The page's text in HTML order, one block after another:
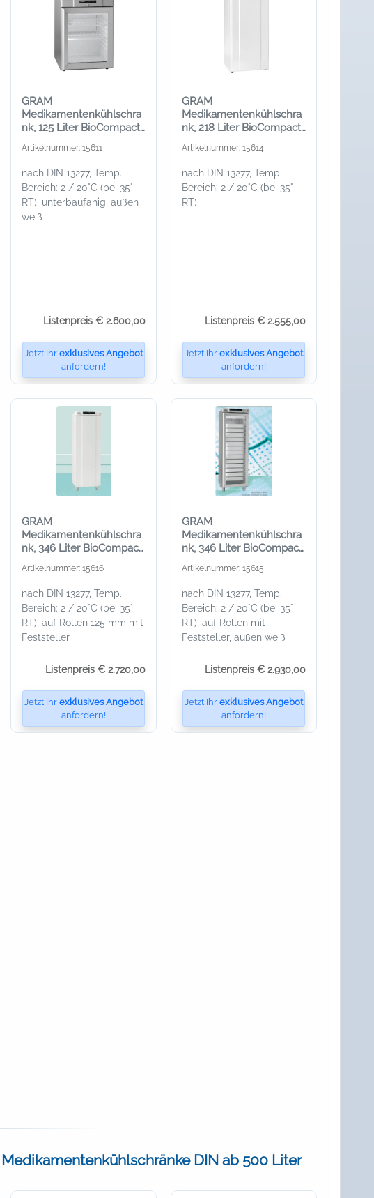
GRAM
Medikamentenkühlschra
nk, 125 Liter BioCompact
II RR 210 Med, mit Glastür
Artikelnummer: 15611
nach DIN 13277, Temp.
Bereich: 2 / 20°C (bei 35°
RT), unterbaufähig, außen
weiß
Listenpreis € 2.600,00
Jetzt Ihr exklusives Angebot
anfordern!
GRAM
Medikamentenkühlschra
nk, 218 Liter BioCompact
II RR 310, außen weiß
Artikelnummer: 15614
nach DIN 13277, Temp.
Bereich: 2 / 20°C (bei 35°
RT)
Listenpreis € 2.555,00
Jetzt Ihr exklusives Angebot
anfordern!
GRAM
Medikamentenkühlschra
nk, 346 Liter BioCompact
II RR 410 Med, außen
weiß
Artikelnummer: 15616
nach DIN 13277, Temp.
Bereich: 2 / 20°C (bei 35°
RT), auf Rollen 125 mm mit
Feststeller
Listenpreis € 2.720,00
Jetzt Ihr exklusives Angebot
anfordern!
GRAM
Medikamentenkühlschra
nk, 346 Liter BioCompact
II RR 410 Med, mit Glastür
Artikelnummer: 15615
nach DIN 13277, Temp.
Bereich: 2 / 20°C (bei 35°
RT), auf Rollen mit
Feststeller, außen weiß
Listenpreis € 2.930,00
Jetzt Ihr exklusives Angebot
anfordern!
DIN ab 500 Liter